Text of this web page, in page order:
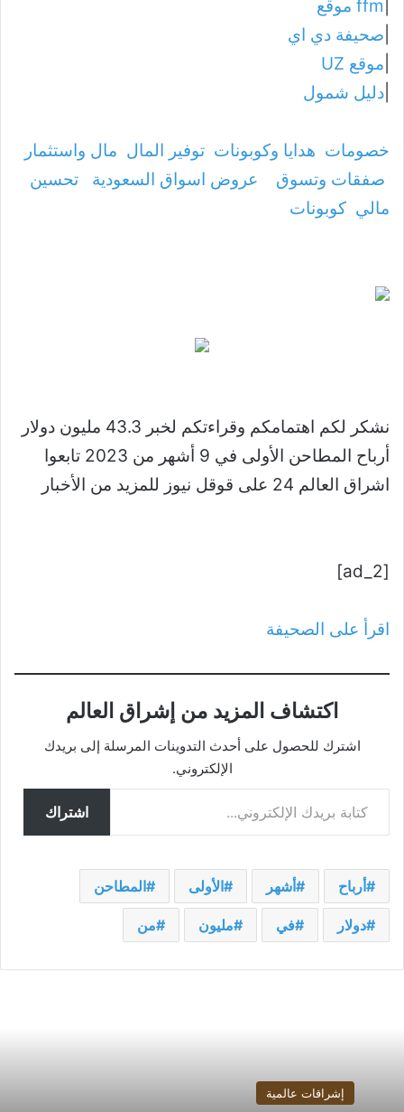
ffm موقع
صحيفة دي اي
موقع UZ
دليل شمول
خصومات هدايا وكوبونات توفير المال مال واستثمار
صفقات وتسوق
عروض اسواق السعودية
تحسين
مالي كوبونات
نشكر لكم اهتمامكم وقراءتكم لخبر 43.3 مليون دولار
أرباح المطاحن الأولى في 9 أشهر من 2023 تابعوا
اشراق العالم 24 على قوقل نيوز للمزيد من الأخبار
[ad_2]
اقرأ على الصحيفة
اكتشاف المزيد من إشراق العالم
اشترك للحصول على أحدث التدوينات المرسلة إلى بريدك
الإلكتروني.
كتابة بريدك الإلكتروني...
اشتراك
أرباح أشهر الأولى المطاحن
دولار في مليون من
إشراقات عالمية